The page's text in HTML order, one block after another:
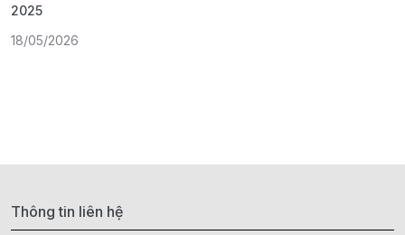
2025
18/05/2026
Thông tin liên hệ